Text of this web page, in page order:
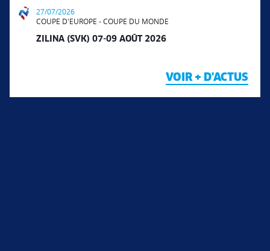
27/07/2026
COUPE D'EUROPE - COUPE DU MONDE
ZILINA (SVK) 07-09 AOÛT 2026
VOIR + D'ACTUS